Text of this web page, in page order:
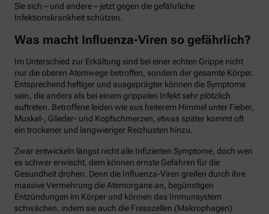
Sie sich – und andere – jetzt gegen die gefährliche
Infektionskrankheit schützen.
Was macht Influenza-Viren so gefährlich?
Im Unterschied zur Erkältung sind bei einer echten Grippe nicht
nur die oberen Atemwege betroffen, sondern der gesamte Körper.
Entsprechend heftiger und ausgeprägter können die Symptome
sein, die anders als bei einem grippalen Infekt sehr plötzlich
auftreten. Betroffene leiden wie aus heiterem Himmel unter Fieber,
Muskel-, Glieder- und Kopfschmerzen, etwas später kommt oft
ein trockener und langwieriger Reizhusten hinzu.
Zwar entwickeln längst nicht alle Infizierten Symptome, doch wen
es schwer erwischt, dem können ernste Gefahren für die
Gesundheit drohen. Denn die Influenza-Viren greifen durch ihre
massive Vermehrung die Atemorgane an, begünstigen
Entzündungen im Körper und können das Immunsystem
schwächen, indem sie auch die Fresszellen (Makrophagen)